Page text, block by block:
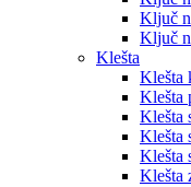
Ključ
Ključ
Klešta
Klešta
Klešta
Klešta
Klešta
Klešta
Klešta